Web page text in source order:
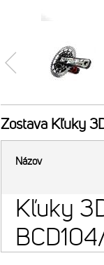
Zostava Kľuky
Názov
Kľuky